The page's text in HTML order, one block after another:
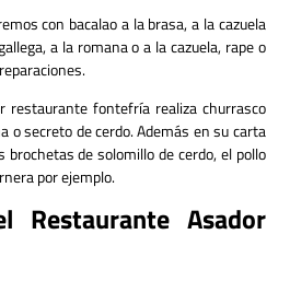
con bacalao a la brasa, a la cazuela
a la romana o a la cazuela, rape o
restaurante fontefría realiza churrasco
o secreto de cerdo. Además en su carta
de solomillo de cerdo, el pollo
por ejemplo.
Restaurante Asador